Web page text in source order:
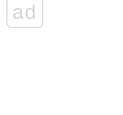
ad